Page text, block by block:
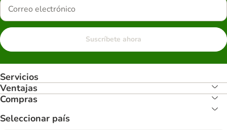
Suscríbete ahora
Servicios
Ventajas
Compras
Seleccionar país